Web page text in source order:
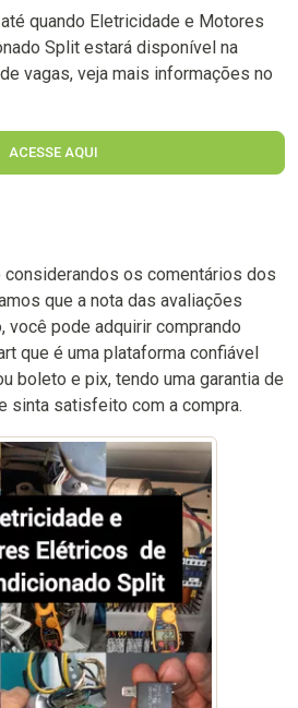
quando Eletricidade e Motores
Split estará disponível na
vagas, veja mais informações no
ACESSE AQUI
considerandos os comentários dos
que a nota das avaliações
você pode adquirir comprando
que é uma plataforma confiável
boleto e pix, tendo uma garantia de
sinta satisfeito com a compra.